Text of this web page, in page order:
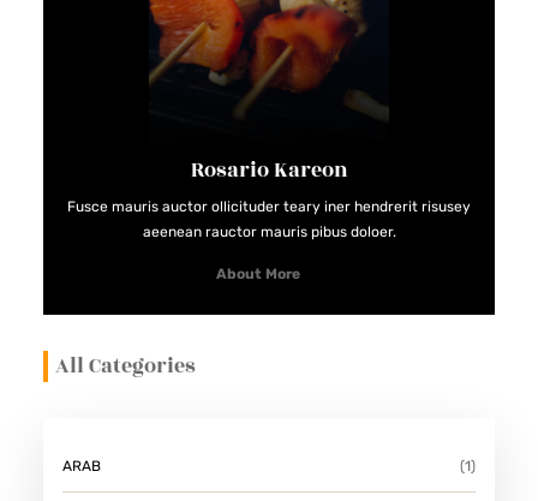
Rosario Kareon
Fusce mauris auctor ollicituder teary iner hendrerit risusey
aeenean rauctor mauris pibus doloer.
About More
All Categories
ARAB (1)